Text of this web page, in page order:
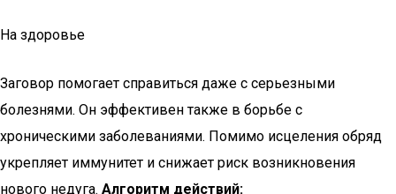
На здоровье
Заговор помогает справиться даже с серьезными
болезнями. Он эффективен также в борьбе с
хроническими заболеваниями. Помимо исцеления обряд
укрепляет иммунитет и снижает риск возникновения
нового недуга. Алгоритм действий: